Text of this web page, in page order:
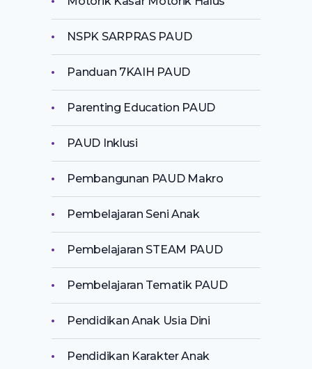
NSPK SARPRAS PAUD
Panduan 7KAIH PAUD
Parenting Education PAUD
PAUD Inklusi
Pembangunan PAUD Makro
Pembelajaran Seni Anak
Pembelajaran STEAM PAUD
Pembelajaran Tematik PAUD
Pendidikan Anak Usia Dini
Pendidikan Karakter Anak